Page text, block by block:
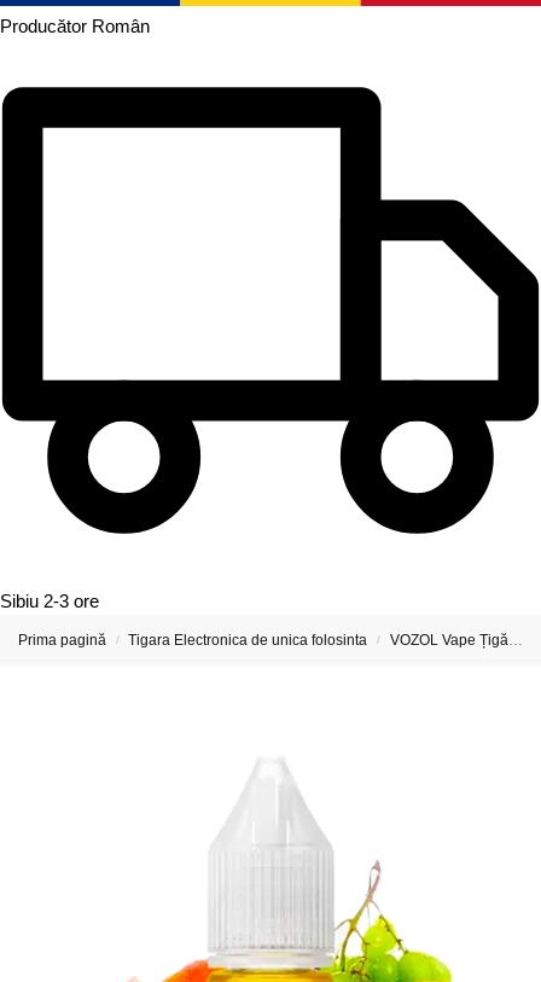
Producător Român
Sibiu 2-3 ore
Prima pagină / Tigara Electronica de unica folosinta / VOZOL Vape Țigări Electronice & Vape-uri